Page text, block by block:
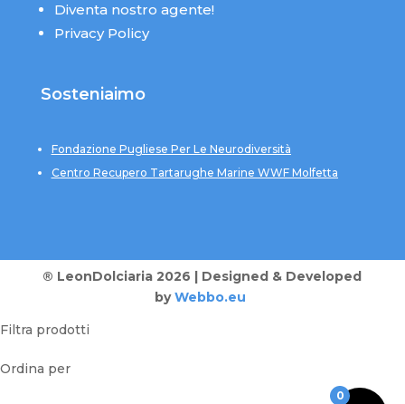
Diventa nostro agente!
Privacy Policy
Sosteniaimo
Fondazione Pugliese Per Le Neurodiversità
Centro Recupero Tartarughe Marine WWF Molfetta
® LeonDolciaria 2026 | Designed & Developed
by Webbo.eu
Filtra prodotti
Ordina per
0